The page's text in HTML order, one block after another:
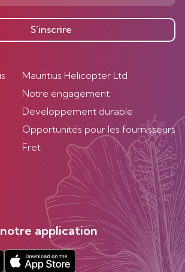
S’inscrire
Mauritius Helicopter Ltd
Notre engagement
Developpement durable
Opportunités pour les fournisseurs
Fret
application